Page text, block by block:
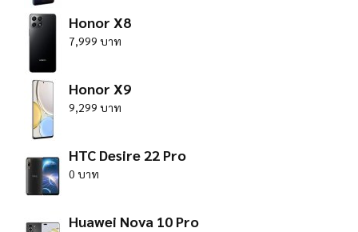
Honor X8
7,999 บาท
Honor X9
9,299 บาท
HTC Desire 22 Pro
0 บาท
Huawei Nova 10 Pro